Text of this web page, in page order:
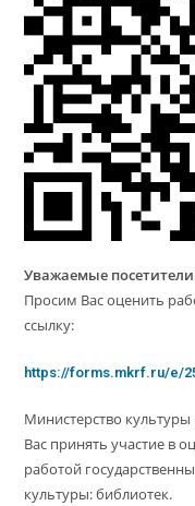
Уважаемые
Просим Вас оценить
ссылку:
https://forms.mkrf.ru/e/
Министерство
Вас принять участие в
работой
культуры: библиотек.